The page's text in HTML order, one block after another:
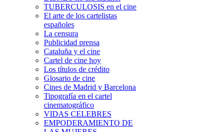
TUBERCULOSIS en el cine
El arte de los cartelistas
españoles
La censura
Publicidad prensa
Cataluña y el cine
Cartel de cine hoy
Los títulos de crédito
Glosario de cine
Cines de Madrid y Barcelona
Tipografía en el cartel
cinematográfico
VIDAS CELEBRES
EMPODERAMIENTO DE